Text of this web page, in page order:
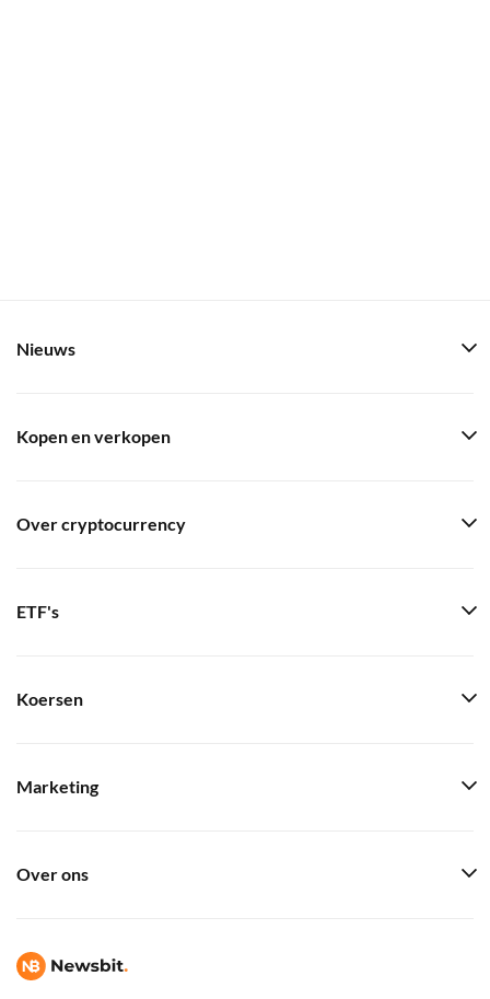
Nieuws
Kopen en verkopen
Over cryptocurrency
ETF's
Koersen
Marketing
Over ons